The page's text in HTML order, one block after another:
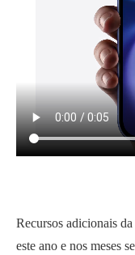
Recursos adicionais
este ano e nos meses